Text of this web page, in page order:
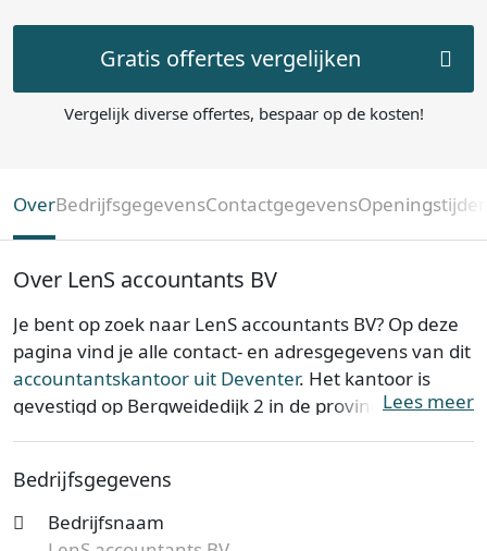
Gratis offertes vergelijken
Vergelijk diverse offertes, bespaar op de kosten!
OverBedrijfsgegevensContactgegevens
Over LenS accountants BV
Je bent op zoek naar LenS accountants BV? Op deze
pagina vind je alle contact- en adresgegevens van dit
accountantskantoor uit Deventer. Het kantoor is
gevestigd op Bergweidedijk 2 in de provincie
bekend onder KvK-nummer 05064666. De
Lees meer
Bedrijfsgegevens
Bedrijfsnaam